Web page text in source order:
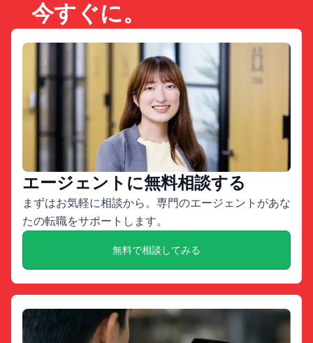
今すぐに。
エージェントに無料相談する
まずはお気軽に相談から。専門のエージェントがあな
たの転職をサポートします。
無料で相談してみる